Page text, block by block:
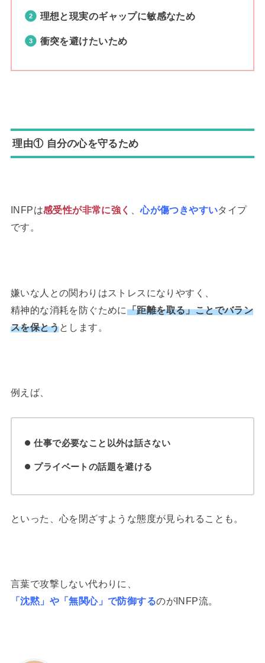
理想と現実のギャップに敏感なため
衝突を避けたいため
理由① 自分の心を守るため
INFPは感受性が非常に強く 、心が傷つきやすいタイプ
です。
嫌いな人との関わりはストレスになりやすく、
精神的な消耗を防ぐために「距離を取る」ことでバラン
スを保とうとします。
例えば、
仕事で必要なこと以外は話さない
プライベートの話題を避ける
といった、心を閉ざすような態度が見られることも。
言葉で攻撃しない代わりに、
「沈黙」や「無関心」で防御するのがINFP流。